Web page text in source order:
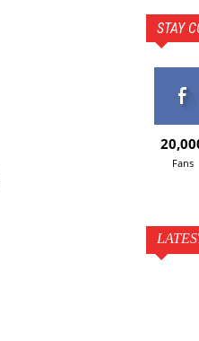
STAY
Fans